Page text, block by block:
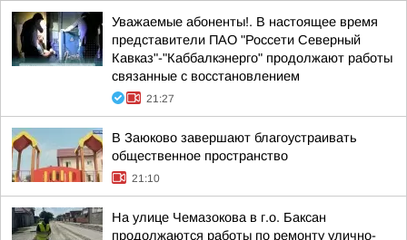
Уважаемые абоненты!. В настоящее время
представители ПАО "Россети Северный
Кавказ"-"Каббалкэнерго" продолжают работы
связанные с восстановлением
21:27
В Заюково завершают благоустраивать
общественное пространство
21:10
На улице Чемазокова в г.о. Баксан
продолжаются работы по ремонту улично-